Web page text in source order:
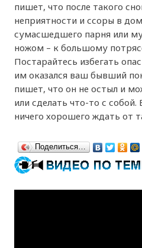
пишет, что после такого
неприятности и ссоры в
сумасшедшего парня или
ножом – к большому
Постарайтесь избегать
им оказался ваш бывший
пишет, что он не остыл и
или сделать что-то с
ничего хорошего ждать от
Поделиться…